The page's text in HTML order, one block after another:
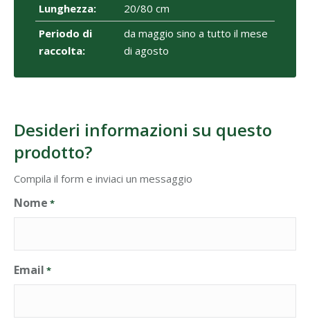
Lunghezza:
20/80 cm
Periodo di
raccolta:
da maggio sino a tutto il mese
di agosto
Desideri informazioni su questo
prodotto?
Compila il form e inviaci un messaggio
Nome *
Email *